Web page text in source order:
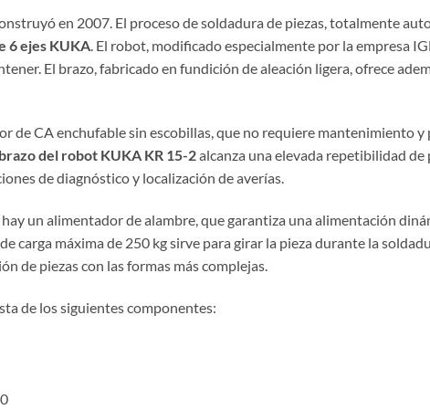
en 2007. El proceso de soldadura de piezas, totalmente
6 ejes KUKA . El robot, modificado especialmente por la empresa
El brazo, fabricado en fundición de aleación ligera, ofrece
de CA enchufable sin escobillas, que no requiere mantenimiento
brazo del robot KUKA KR 15-2alcanza una elevada repetibilidad
de diagnóstico y localización de averías.
un alimentador de alambre, que garantiza una alimentación
carga máxima de 250 kg sirve para girar la pieza durante la
de piezas con las formas más complejas.
de los siguientes componentes: